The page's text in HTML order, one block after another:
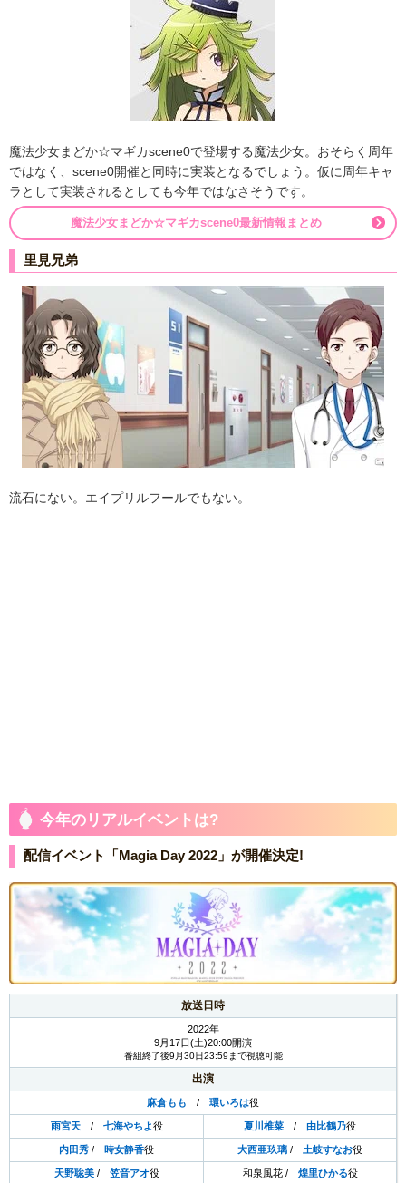
魔法少女まどか☆マギカscene0で登場する魔法少女。おそらく周年
ではなく、scene0開催と同時に実装となるでしょう。仮に周年キャ
ラとして実装されるとしても今年ではなさそうです。
魔法少女まどか☆マギカscene0最新情報まとめ
里見兄弟
流石にない。エイプリルフールでもない。
今年のリアルイベントは?
配信イベント「Magia Day 2022」が開催決定!
放送日時
2022年
9月17日(土)20:00開演
番組終了後9月30日23:59まで視聴可能
出演
麻倉もも / 環いろは役
雨宮天/ 七海やちよ役 夏川椎菜 / 由比鶴乃役
内田秀 / 時女静香役 大西亜玖璃 / 土岐すなお役
天野聡美/ 笠音アオ役 和泉風花 / 煌里ひかる役